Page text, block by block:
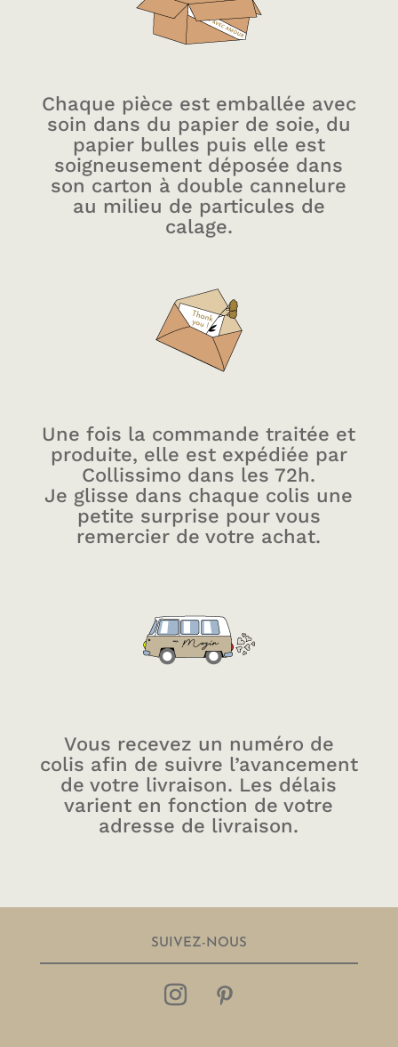
Chaque pièce est emballée avec
soin dans du papier de soie, du
papier bulles puis elle est
soigneusement déposée dans
son carton à double cannelure
au milieu de particules de
calage.
Une fois la commande traitée et
produite, elle est expédiée par
Collissimo dans les 72h.
Je glisse dans chaque colis une
petite surprise pour vous
remercier de votre achat.
Vous recevez un numéro de
colis afin de suivre l’avancement
de votre livraison. Les délais
varient en fonction de votre
adresse de livraison.
SUIVEZ-NOUS